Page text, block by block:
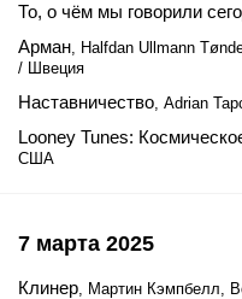
То, о чём мы говорили
Арман, Halfdan Ullmann
/ Швеция
Наставничество, Adrian
Looney Tunes:
США
7 марта 2025
Клинер, Мартин Кэмпбелл,